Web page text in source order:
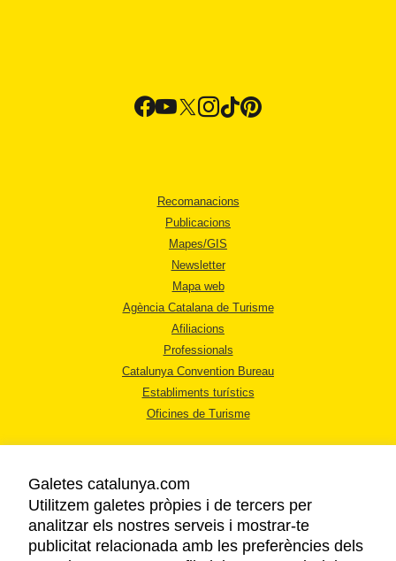
Recomanacions
Publicacions
Mapes/GIS
Newsletter
Mapa web
Agència Catalana de Turisme
Afiliacions
Professionals
Catalunya Convention Bureau
Establiments turístics
Oficines de Turisme
AVÍS LEGAL
Galetes catalunya.com
Utilitzem galetes pròpies i de tercers per
analitzar els nostres serveis i mostrar-te
publicitat relacionada amb les preferències dels